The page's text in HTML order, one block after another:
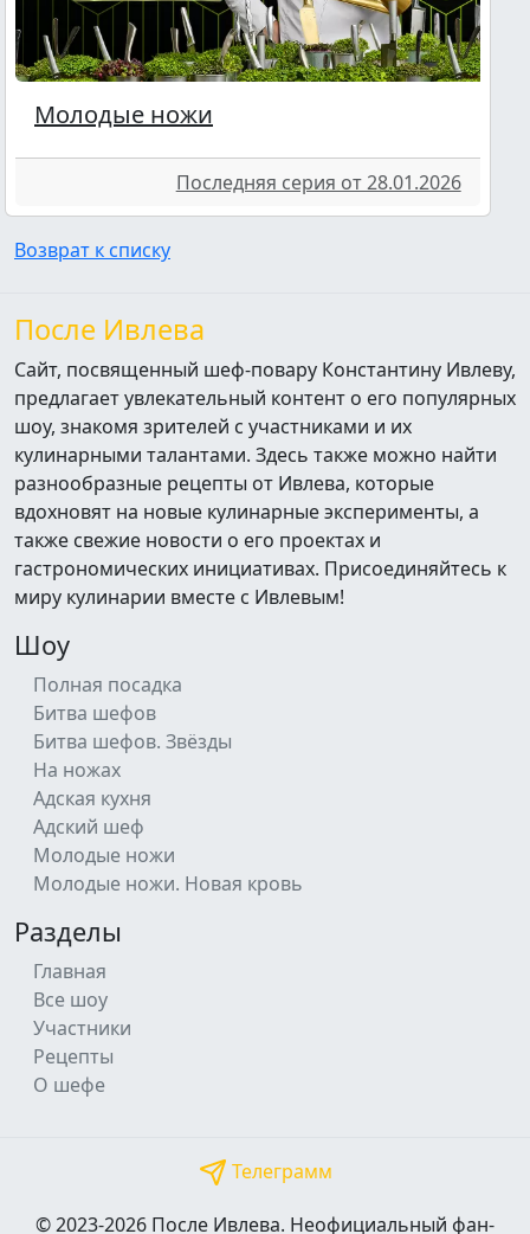
Молодые ножи
Последняя серия от 28.01.2026
Возврат к списку
После Ивлева
Сайт, посвященный шеф-повару Константину Ивлеву,
предлагает увлекательный контент о его популярных
шоу, знакомя зрителей с участниками и их
кулинарными талантами. Здесь также можно найти
разнообразные рецепты от Ивлева, которые
вдохновят на новые кулинарные эксперименты, а
также свежие новости о его проектах и
гастрономических инициативах. Присоединяйтесь к
миру кулинарии вместе с Ивлевым!
Шоу
Полная посадка
Битва шефов
Битва шефов. Звёзды
На ножах
Адская кухня
Адский шеф
Молодые ножи
Молодые ножи. Новая кровь
Разделы
Главная
Все шоу
Участники
Рецепты
О шефе
Телеграмм
© 2023-2026 После Ивлева. Неофициальный фан-